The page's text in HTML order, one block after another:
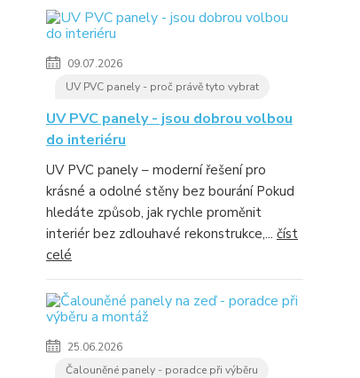
09.07.2026
UV PVC panely - proč právě tyto vybrat
UV PVC panely - jsou dobrou volbou
do interiéru
UV PVC panely – moderní řešení pro
krásné a odolné stěny bez bourání Pokud
hledáte způsob, jak rychle proměnit
interiér bez zdlouhavé rekonstrukce,... číst
celé
25.06.2026
Čalouněné panely - poradce při výběru